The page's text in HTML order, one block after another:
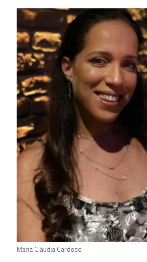
Maria Cláudia Cardoso